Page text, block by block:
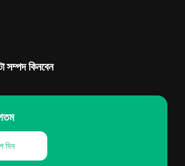
সম্পদ কিনবেন
দিন